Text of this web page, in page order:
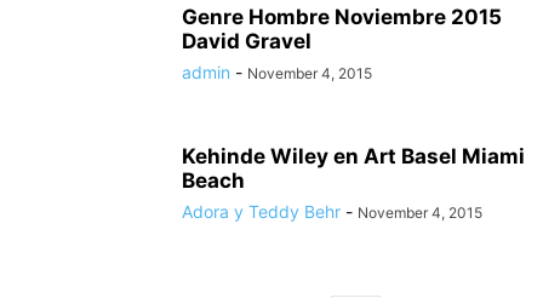
Genre Hombre Noviembre 2015
David Gravel
admin - November 4, 2015
Kehinde Wiley en Art Basel Miami
Beach
Adora y Teddy Behr - November 4, 2015